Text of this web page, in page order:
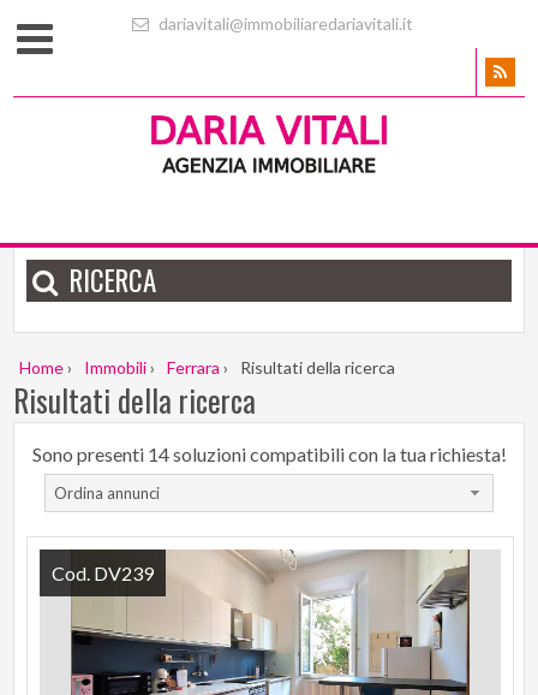
dariavitali@immobiliaredariavitali.it
RICERCA
Home› Immobili› Ferrara › Risultati della ricerca
Risultati della ricerca
Sono presenti 14 soluzioni compatibili con la tua richiesta!
Ordina annunci
Cod. DV239